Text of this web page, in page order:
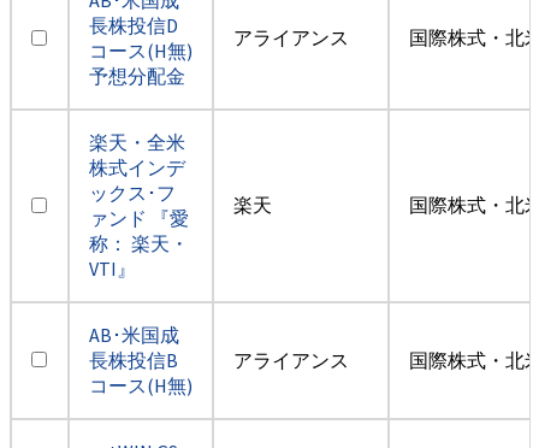
長株投信D
コース(H無)
予想分配金
アライアンス 国際株式・北
楽天・全米
株式インデ
ックス･フ
ァンド 『愛
称： 楽天・
VTI』
楽天 国際株式・北
AB･米国成
長株投信B
コース(H無)
アライアンス 国際株式・北